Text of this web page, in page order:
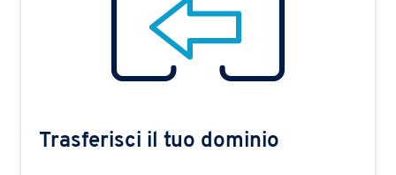
Trasferisci il tuo dominio